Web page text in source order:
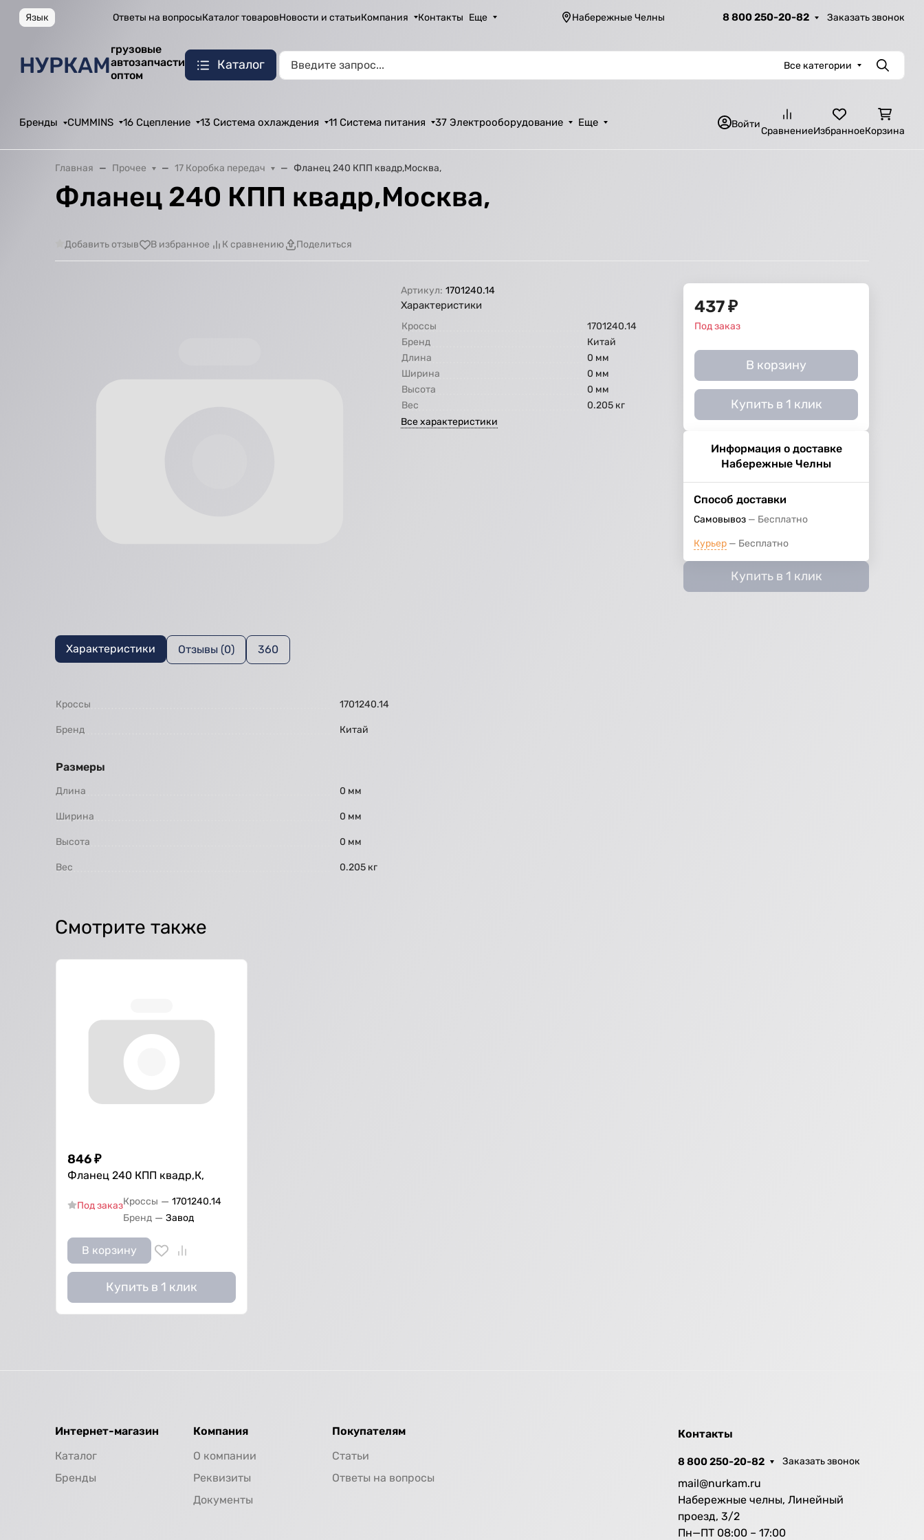
Язык Ответы на вопросыКаталог товаровНовости и статьиКомпания Контакты Еще Набережные Челны 8 800 250-20-82 Заказать звонок
НУРКАМ
грузовые
автозапчасти
оптом
Каталог Все категории Поиск
Бренды CUMMINS 16 Сцепление 13 Система охлаждения 11 Система питания 37 Электрооборудование Еще Войти
СравнениеИзбранноеКорзина
Главная Прочее 17 Коробка передач Фланец 240 КПП квадр,Москва,
Фланец 240 КПП квадр,Москва,
Добавить отзыв В избранное К сравнению Поделиться
Артикул: 1701240.14
Характеристики
Кроссы
1701240.14
Бренд
Китай
Длина
0 мм
Ширина
0 мм
Высота
0 мм
Вес
0.205 кг
Все характеристики
437₽
Под заказ
В корзину
Купить в 1 клик
Информация о доставке
Набережные Челны
Способ доставки
Самовывоз Бесплатно
Курьер Бесплатно
Купить в 1 клик
Характеристики Отзывы (0) 360
Кроссы 1701240.14
Бренд Китай
Размеры
Длина 0 мм
Ширина 0 мм
Высота 0 мм
Вес 0.205 кг
Смотрите также
846₽
Фланец 240 КПП квадр,К,
Под заказКроссы — 1701240.14
Бренд — Завод
В корзину
Купить в 1 клик
Интернет-магазин
Каталог
Бренды
Компания
О компании
Реквизиты
Документы
Покупателям
Статьи
Ответы на вопросы
Контакты
8 800 250-20-82 Заказать звонок
mail@nurkam.ru
Набережные челны, Линейный
проезд, 3/2
Пн—ПТ 08:00 – 17:00